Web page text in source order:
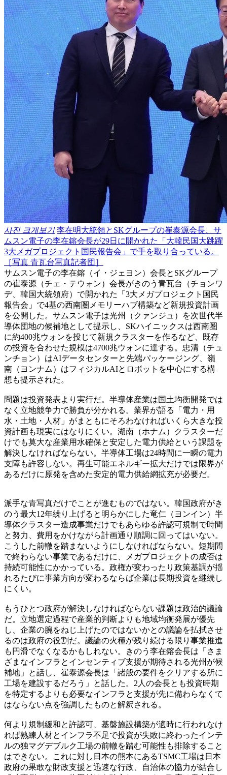
사진 크게보기 李在明大統領とSKグループの崔泰源会長、サ
ムスン電子の李在鎔会長が29日に開かれた「大韓民国大跳躍
3大メガプロジェクト国民報告会」で手を取り合っている。
［写真 青瓦台写真記者団］
サムスン電子の李在鎔（イ・ジェヨン）会長とSKグループ
の崔泰源（チェ・テウォン）会長がきのう青瓦台（チョンワ
デ、韓国大統領府）で開かれた「3大メガプロジェクト国民
報告会」で4基の西南圏メモリーハブ構築など新規投資計画
を公開した。サムスン電子は光州（クァンジュ）を次世代半
導体団地の候補地として提示し、SKハイニックスは西南圏
に約400兆ウォンを投じて新規クラスターを作るなど、既存
の投資を合わせた規模は4700兆ウォンに達する。忠清（チュ
ンチョン）はAIデータセンターと先端パッケージング、嶺
南（ヨンナム）はフィジカルAIとロボットを中心にする構
想も提示された。
問題は投資発表より実行だ。半導体産業は国土均衡開発では
なく立地競争力で勝負が分かれる。業界が語る「電力・用
水・土地・人材」がまともにそろわなければいくら大きな投
資計画も現実にはなりにくい。湖南（ホナム）クラスターだ
けでも莫大な産業用水確保と安定した電力供給という課題を
解決しなければならない。半導体工場は24時間に一瞬の電力
支障も許容しない。再生可能エネルギー拡大だけでは限界が
あるだけに原発を含めた安定的電力供給網拡充が必要だ。
派手な青写真だけでことが進むものではない。韓国政府がき
のう最大12年繰り上げると明らかにした竜仁（ヨンイン）半
導体クラスター造成事業だけでもあらゆる許認可規制で時間
と努力、費用をかけながら計画通り順調に回ってはいない。
こうした前轍を踏まないようにしなければならない。短期間
で終わらない事業であるだけに、メガプロジェクトの成否は
持続可能性にかかっている。政権が変わったり政策基調が揺
れるたびに事業方向が変わるならば企業は長期投資を継続し
にくい。
もうひとつ政府が解決しなければならない課題は政治的議論
だ。立地選定過程で産業的判断よりも地域均衡発展が優先
し、企業の腕をねじ上げたのではないかとの議論を払拭させ
るのは政府の役割だ。議論の火種が残り続ける限り事業推進
も円滑でなくなるかもしれない。きのう李在鎔会長は「さま
ざまなインフラとインセンティブ支援が期待される光州が候
補地」と話し、崔泰源会長は「諸般の要件をクリアする所に
工場を建設するだろう」と話した。2人の会長とも投資時期
を特定するよりも必要なインフラと支援が先に備わらなくて
はならない点を強調したものと解釈される。
何より規制緩和と許認可、基盤施設構築が適時に行われなけ
れば熟練人材とインフラ不足で投資が失敗に終わったインテ
ルの独マグデブルク工場の前轍を踏む可能性も排除すること
はできない。これに対し日本の熊本にあるTSMC工場は日本
政府の果敢な財政支援と迅速な行政、自治体の協力が結合し